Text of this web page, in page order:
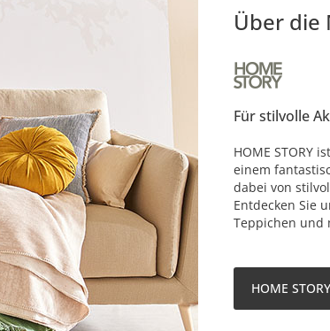
Über die
Für stilvolle
HOME STORY
einem
dabei von
Entdecken Sie
Teppichen und
HOME